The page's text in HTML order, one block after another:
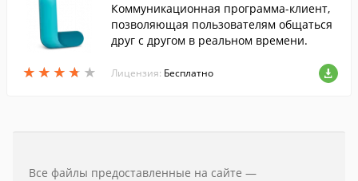
★ ★ ★ ★ ★
★ ★ ★ ★ ★
Коммуникационная программа-клиент,
позволяющая пользователям общаться
друг с другом в реальном времени.
Лицензия: Бесплатно
Все файлы предоставленные на сайте —